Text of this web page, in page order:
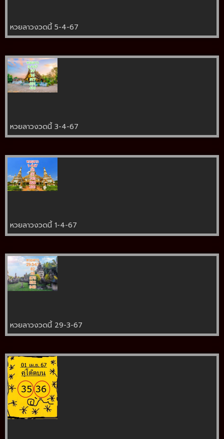
หวยลาวงวดนี้ 5-4-67
หวยลาวงวดนี้ 3-4-67
หวยลาวงวดนี้ 1-4-67
หวยลาวงวดนี้ 29-3-67